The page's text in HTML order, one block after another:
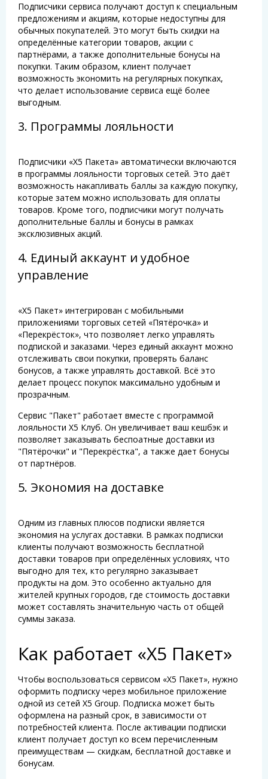
Подписчики сервиса получают доступ к специальным
предложениям и акциям, которые недоступны для
обычных покупателей. Это могут быть скидки на
определённые категории товаров, акции с
партнёрами, а также дополнительные бонусы на
покупки. Таким образом, клиент получает
возможность экономить на регулярных покупках,
что делает использование сервиса ещё более
выгодным.
3. Программы лояльности
Подписчики «Х5 Пакета» автоматически включаются
в программы лояльности торговых сетей. Это даёт
возможность накапливать баллы за каждую покупку,
которые затем можно использовать для оплаты
товаров. Кроме того, подписчики могут получать
дополнительные баллы и бонусы в рамках
эксклюзивных акций.
4. Единый аккаунт и удобное
управление
«Х5 Пакет» интегрирован с мобильными
приложениями торговых сетей «Пятёрочка» и
«Перекрёсток», что позволяет легко управлять
подпиской и заказами. Через единый аккаунт можно
отслеживать свои покупки, проверять баланс
бонусов, а также управлять доставкой. Всё это
делает процесс покупок максимально удобным и
прозрачным.
Сервис "Пакет" работает вместе с программой
лояльности Х5 Клуб. Он увеличивает ваш кешбэк и
позволяет заказывать беспоатные доставки из
"Пятёрочки" и "Перекрёстка", а также дает бонусы
от партнёров.
5. Экономия на доставке
Одним из главных плюсов подписки является
экономия на услугах доставки. В рамках подписки
клиенты получают возможность бесплатной
доставки товаров при определённых условиях, что
выгодно для тех, кто регулярно заказывает
продукты на дом. Это особенно актуально для
жителей крупных городов, где стоимость доставки
может составлять значительную часть от общей
суммы заказа.
Как работает «Х5 Пакет»
Чтобы воспользоваться сервисом «Х5 Пакет», нужно
оформить подписку через мобильное приложение
одной из сетей X5 Group. Подписка может быть
оформлена на разный срок, в зависимости от
потребностей клиента. После активации подписки
клиент получает доступ ко всем перечисленным
преимуществам — скидкам, бесплатной доставке и
бонусам.